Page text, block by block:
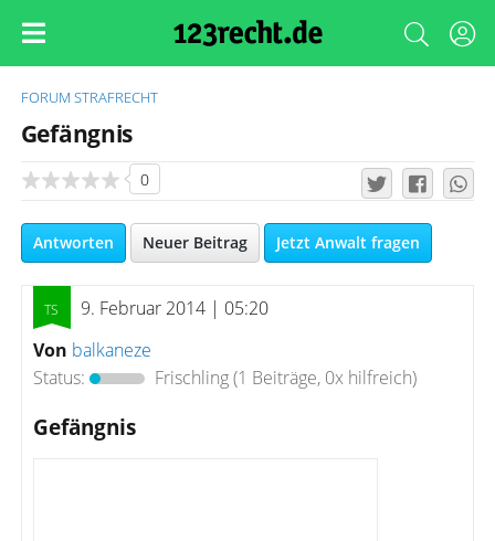
FORUM STRAFRECHT
Gefängnis
0
Antworten Neuer Beitrag Jetzt Anwalt fragen
9. Februar 2014 | 05:20
Von balkaneze
Status:
Frischling(1 Beiträge, 0x hilfreich)
Gefängnis